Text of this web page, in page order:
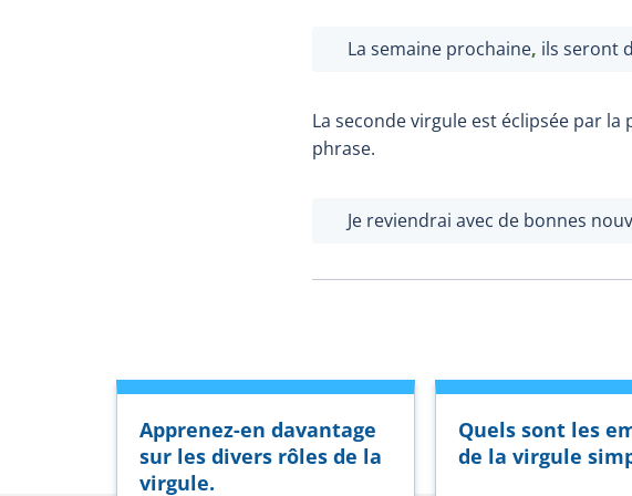
La semaine prochaine, ils seront
La seconde virgule est éclipsée par
phrase.
Je reviendrai avec de bonnes
Apprenez-en davantage
sur les divers rôles de la
virgule.
Quels sont les
de la virgule